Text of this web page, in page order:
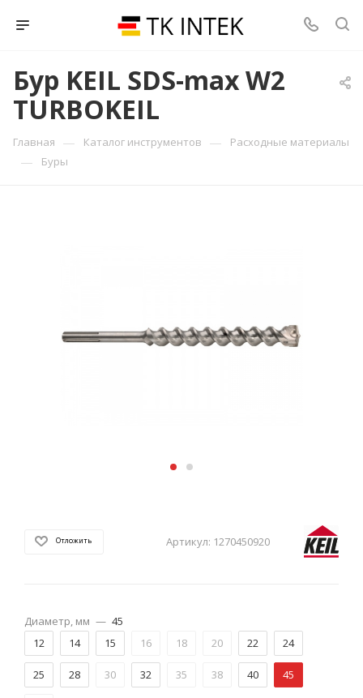
Бур KEIL SDS-max W2
TURBOKEIL
Главная — Каталог инструментов — Расходные материалы
— Буры
Отложить Артикул: 1270450920
Диаметр, мм — 45
12
14 15 16 18 20 22 24
25 28 30 32 35 38 40 45